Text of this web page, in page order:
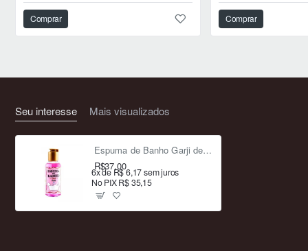
Comprar Comprar
Seu interesse Mais visualizados
Espuma de Banho Garji de Rosas 120g - Romântica e Sensual
R$37,00
6x de R$ 6,17 sem juros
No PIX R$ 35,15